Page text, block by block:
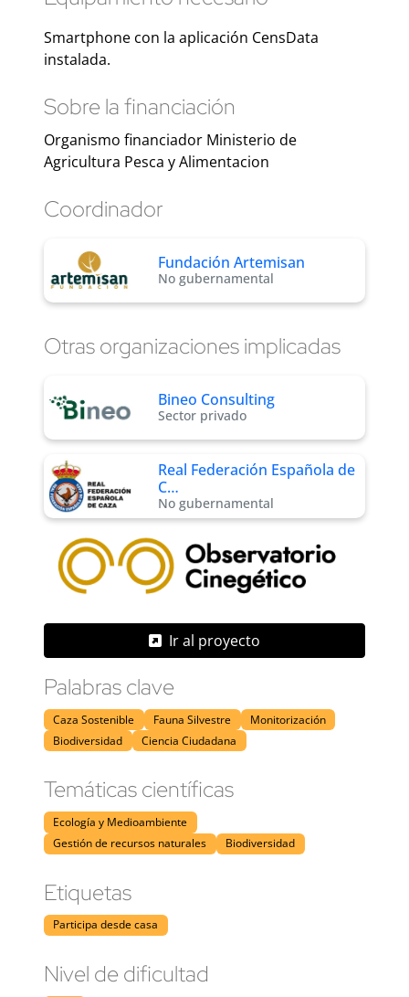
Smartphone con la aplicación CensData
instalada.
Sobre la financiación
Organismo financiador Ministerio de
Agricultura Pesca y Alimentacion
Coordinador
Fundación Artemisan
No gubernamental
Otras organizaciones implicadas
Bineo Consulting
Sector privado
Real Federación Española de
C…
No gubernamental
Ir al proyecto
Palabras clave
Caza Sostenible Fauna Silvestre
Monitorización
Biodiversidad
Ciencia Ciudadana
Temáticas científicas
Ecología y Medioambiente
Gestión de recursos naturales
Biodiversidad
Etiquetas
Participa desde casa
Nivel de dificultad